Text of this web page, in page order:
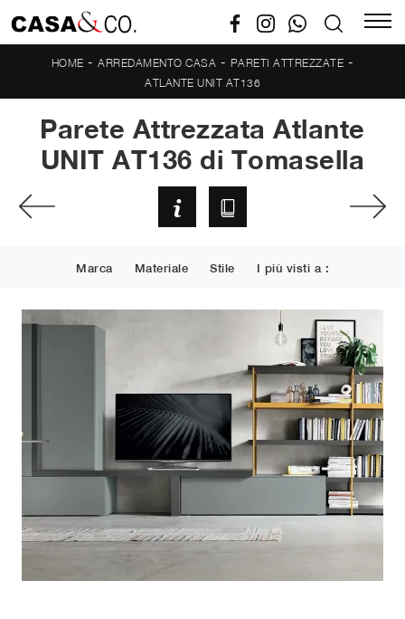
HOME -ARREDAMENTO CASA - PARETI ATTREZZATE -
ATLANTE UNIT AT136
Parete Attrezzata Atlante
UNIT AT136 di Tomasella
Marca Materiale Stile I più visti a :